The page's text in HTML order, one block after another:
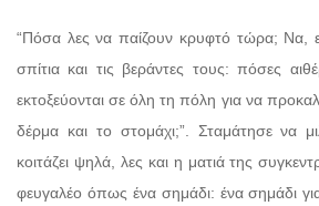
“Πόσα λες να παίζουν κρυφτό τώρα; Να,
σπίτια και τις βεράντες τους: πόσες
εκτοξεύονται σε όλη τη πόλη για να
δέρμα και το στομάχι;”. Σταμάτησε να
κοιτάζει ψηλά, λες και η ματιά της
φευγαλέο όπως ένα σημάδι: ένα σημάδι